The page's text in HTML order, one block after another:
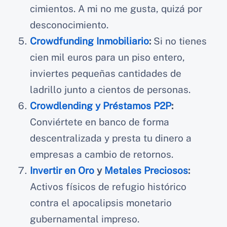
cimientos. A mi no me gusta, quizá por
desconocimiento.
Crowdfunding Inmobiliario: Si no tienes
cien mil euros para un piso entero,
inviertes pequeñas cantidades de
ladrillo junto a cientos de personas.
Crowdlending y Préstamos P2P:
Conviértete en banco de forma
descentralizada y presta tu dinero a
empresas a cambio de retornos.
Invertir en Oro y Metales Preciosos:
Activos físicos de refugio histórico
contra el apocalipsis monetario
gubernamental impreso.